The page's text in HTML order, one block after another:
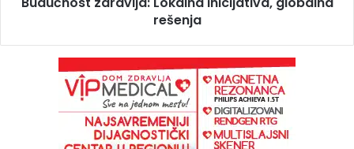
rešenja